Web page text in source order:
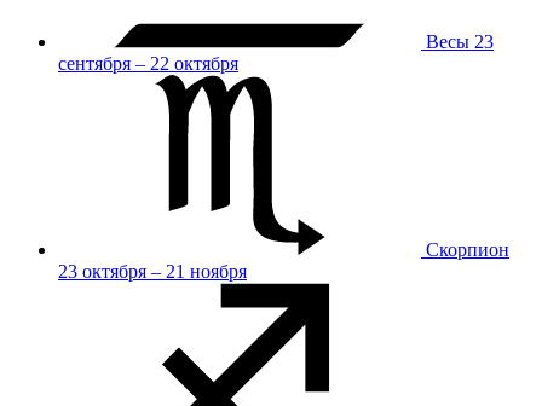
Весы 23
сентября – 22 октября
Скорпион
23 октября – 21 ноября